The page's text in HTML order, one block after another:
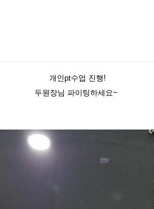
개인pt수업 진행!
두원장님 파이팅하세요~